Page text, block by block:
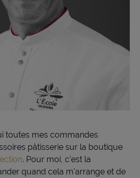
toutes mes commandes
pâtisserie sur la boutique
. Pour moi, c'est la
quand cela m'arrange et de